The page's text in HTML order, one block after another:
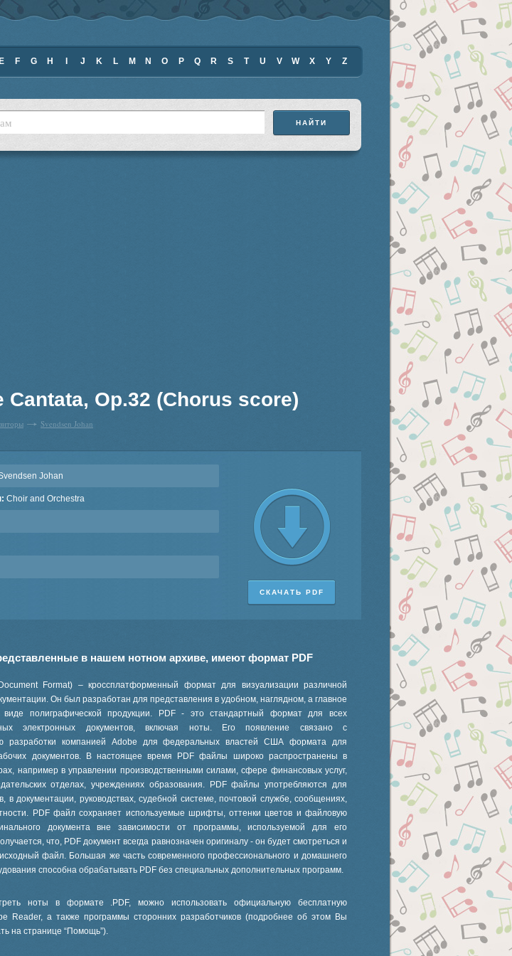
E F G H J K L M N O P Q R S T U V W X Y Z
Cantata, Op.32 (Chorus score)
Svendsen Johan
Johan
Choir and Orchestra
СКАЧАТЬ PDF
в нашем нотном архиве, имеют формат PDF
Format) – кроссплатформенный формат для визуализации различной
Он был разработан для представления в удобном, наглядном, а главное
виде полиграфической продукции. PDF - это стандартный формат для всех
электронных документов, включая ноты. Его появление связано с
разработки компанией Adobe для федеральных властей США формата для
документов. В настоящее время PDF файлы широко распространены в
например в управлении производственными силами, сфере финансовых услуг,
отделах, учреждениях образования. PDF файлы употребляются для
в документации, руководствах, судебной системе, почтовой службе, сообщениях,
PDF файл сохраняет используемые шрифты, оттенки цветов и файловую
документа вне зависимости от программы, используемой для его
что, PDF документ всегда равнозначен оригиналу - он будет смотреться и
исходный файл. Большая же часть современного профессионального и домашнего
способна обрабатывать PDF без специальных дополнительных программ.
ноты в формате .PDF, можно использовать официальную бесплатную
Reader, а также программы сторонних разработчиков (подробнее об этом Вы
на странице “Помощь”).